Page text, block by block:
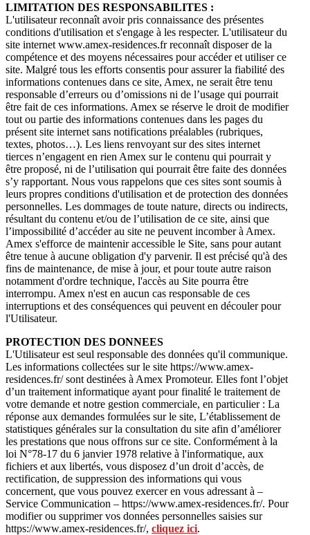
LIMITATION DES RESPONSABILITES :
L'utilisateur reconnaît avoir pris connaissance des présentes
conditions d'utilisation et s'engage à les respecter. L'utilisateur du
site internet www.amex-residences.fr reconnaît disposer de la
compétence et des moyens nécessaires pour accéder et utiliser ce
site. Malgré tous les efforts consentis pour assurer la fiabilité des
informations contenues dans ce site, Amex, ne serait être tenu
responsable d’erreurs ou d’omissions ni de l’usage qui pourrait
être fait de ces informations. Amex se réserve le droit de modifier
tout ou partie des informations contenues dans les pages du
présent site internet sans notifications préalables (rubriques,
textes, photos…). Les liens renvoyant sur des sites internet
tierces n’engagent en rien Amex sur le contenu qui pourrait y
être proposé, ni de l’utilisation qui pourrait être faite des données
s’y rapportant. Nous vous rappelons que ces sites sont soumis à
leurs propres conditions d'utilisation et de protection des données
personnelles. Les dommages de toute nature, directs ou indirects,
résultant du contenu et/ou de l’utilisation de ce site, ainsi que
l’impossibilité d’accéder au site ne peuvent incomber à Amex.
Amex s'efforce de maintenir accessible le Site, sans pour autant
être tenue à aucune obligation d'y parvenir. Il est précisé qu'à des
fins de maintenance, de mise à jour, et pour toute autre raison
notamment d'ordre technique, l'accès au Site pourra être
interrompu. Amex n'est en aucun cas responsable de ces
interruptions et des conséquences qui peuvent en découler pour
l'Utilisateur.
PROTECTION DES DONNEES
L'Utilisateur est seul responsable des données qu'il communique.
Les informations collectées sur le site https://www.amex-
residences.fr/ sont destinées à Amex Promoteur. Elles font l’objet
d’un traitement informatique ayant pour finalité le traitement de
votre demande et notre gestion commerciale, en particulier : La
réponse aux demandes formulées sur le site, L’établissement de
statistiques générales sur la consultation du site afin d’améliorer
les prestations que nous offrons sur ce site. Conformément à la
loi N°78-17 du 6 janvier 1978 relative à l'informatique, aux
fichiers et aux libertés, vous disposez d’un droit d’accès, de
rectification, de suppression des informations qui vous
concernent, que vous pouvez exercer en vous adressant à –
Service Communication – https://www.amex-residences.fr/. Pour
modifier ou supprimer vos données personnelles saisies sur
https://www.amex-residences.fr/, cliquez ici.